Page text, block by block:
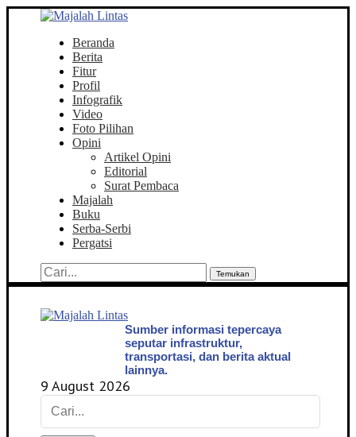
Beranda
Berita
Fitur
Profil
Infografik
Video
Foto Pilihan
Opini
Artikel Opini
Editorial
Surat Pembaca
Majalah
Buku
Serba-Serbi
Pergatsi
Temukan
Sumber informasi tepercaya
seputar infrastruktur,
transportasi, dan berita aktual
lainnya.
9 August 2026